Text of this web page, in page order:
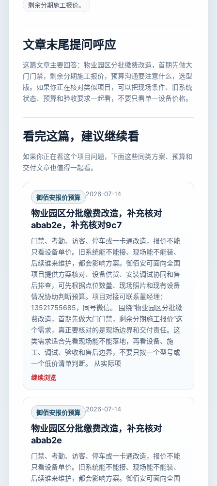
剩余分期施工报价。
文章末尾提问呼应
这篇文章主要回答：物业园区分批缴费改造，首期先做大
门门禁，剩余分期施工报价，预算沟通要注意什么，选型
版。如果你正在核对类似项目，可以把现场条件、旧系统
状态、预算和验收要求一起看，不要只看单一设备价格。
看完这篇，建议继续看
如果你正在看这个项目问题，下面这些同类方案、预算和
交付文章也值得一起看。
御佰安报价预算 2026-07-14
物业园区分批缴费改造，补充核对
abab2e，补充核对9c7
门禁、考勤、访客、停车或一卡通改造，报价不能
只看设备单价。旧系统能不能接、现场能不能装、
后续谁来维护，都会影响方案。御佰安可面向全国
项目提供方案核对、设备供货、安装调试协同和售
后排查，可先根据点位数量、现场照片和现有设备
情况协助判断预算。项目对接可联系董经理：
13521755685，同号微信。 围绕“物业园区分批缴
费改造，首期先做大门门禁，剩余分期施工报价”这
个需求，真正要核对的是现场边界和交付责任。这
类需求适合先看现场能不能落地，再看设备、施
工、调试、验收和售后边界，不要只按一个型号或
一个低价清单判断。 从实际项
继续浏览
御佰安报价预算 2026-07-14
物业园区分批缴费改造，补充核对
abab2e
门禁、考勤、访客、停车或一卡通改造，报价不能
只看设备单价。旧系统能不能接、现场能不能装、
后续谁来维护，都会影响方案。御佰安可面向全国